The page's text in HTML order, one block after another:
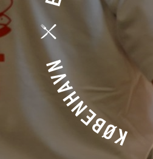
VORES
HISTORIE
STRATEGI
KULTUR
OG
VÆRDIER